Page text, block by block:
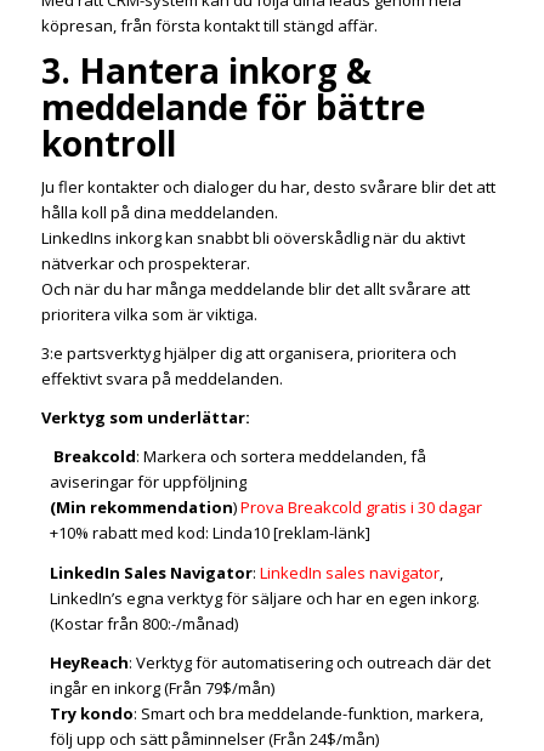
köpresan, från första kontakt till stängd affär.
3. Hantera inkorg &
meddelande för bättre
kontroll
Ju fler kontakter och dialoger du har, desto svårare blir det att
hålla koll på dina meddelanden.
LinkedIns inkorg kan snabbt bli oöverskådlig när du aktivt
nätverkar och prospekterar.
Och när du har många meddelande blir det allt svårare att
prioritera vilka som är viktiga.
3:e partsverktyg hjälper dig att organisera, prioritera och
effektivt svara på meddelanden.
Verktyg som underlättar:
Breakcold: Markera och sortera meddelanden, få
aviseringar för uppföljning
(Min rekommendation)Prova Breakcold gratis i 30 dagar
+10% rabatt med kod: Linda10 [reklam-länk]
LinkedIn Sales Navigator: LinkedIn sales navigator,
LinkedIn’s egna verktyg för säljare och har en egen inkorg.
(Kostar från 800:-/månad)
HeyReach: Verktyg för automatisering och outreach där det
ingår en inkorg (Från 79$/mån)
Try kondo: Smart och bra meddelande-funktion, markera,
följ upp och sätt påminnelser (Från 24$/mån)